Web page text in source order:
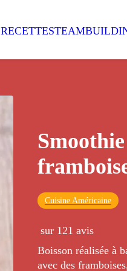
RECETTES
Cuisine Américaine
sur 121 avis
Boisson réalisée à
avec des